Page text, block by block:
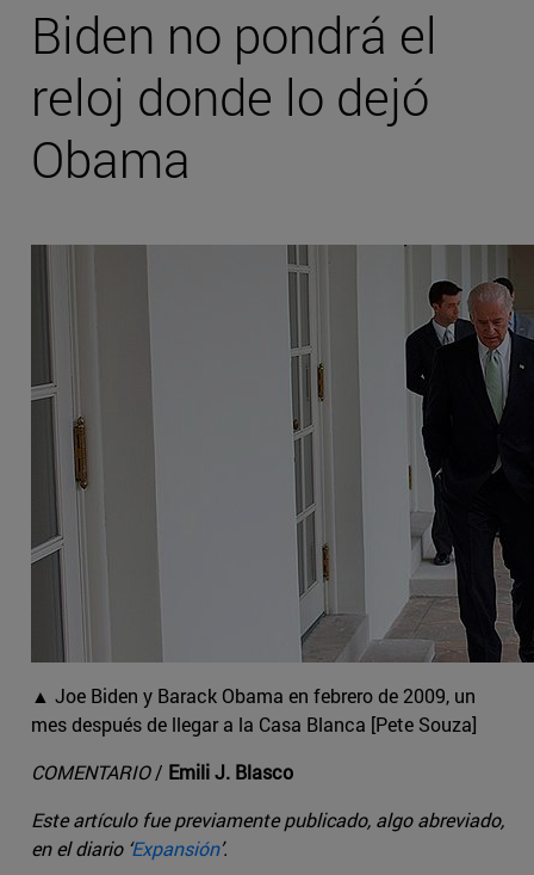
Biden no pondrá el
reloj donde lo dejó
Obama
▲ Joe Biden y Barack Obama en febrero de 2009, un
mes después de llegar a la Casa Blanca [Pete Souza]
COMENTARIO/ Emili J. Blasco
Este artículo fue previamente publicado, algo abreviado,
en el diario ‘Expansión’.